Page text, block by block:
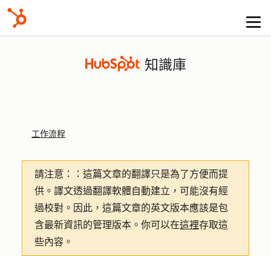
知識庫
工作流程
請注意：
：這篇文章的翻譯只是為了方便而提
供。譯文透過翻譯軟體自動建立，可能沒有經
過校對。因此，這篇文章的英文版本應該是包
含最新資訊的管理版本。你可以在這裡存取這
些內容。